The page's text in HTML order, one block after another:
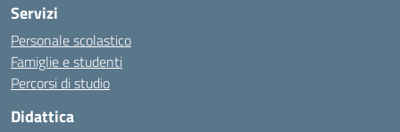
Servizi
Personale scolastico
Famiglie e studenti
Percorsi di studio
Didattica